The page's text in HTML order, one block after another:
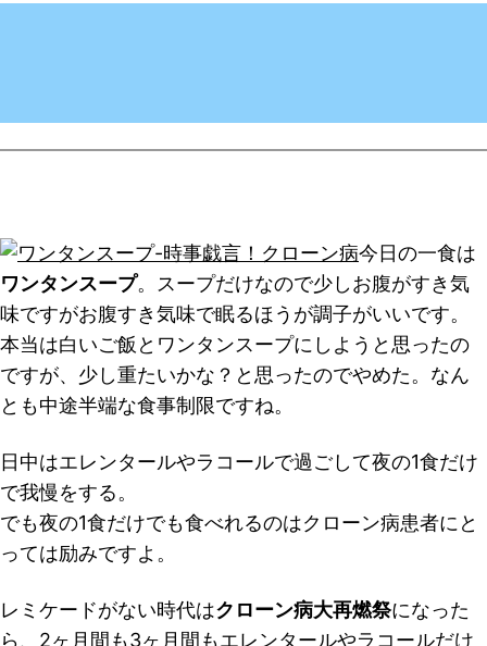
今日の一食は
ワンタンスープ。スープだけなので少しお腹がすき気
味ですがお腹すき気味で眠るほうが調子がいいです。
本当は白いご飯とワンタンスープにしようと思ったの
ですが、少し重たいかな？と思ったのでやめた。なん
とも中途半端な食事制限ですね。
日中はエレンタールやラコールで過ごして夜の1食だけ
で我慢をする。
でも夜の1食だけでも食べれるのはクローン病患者にと
っては励みですよ。
レミケードがない時代はクローン病大再燃祭になった
ら、2ヶ月間も3ヶ月間もエレンタールやラコールだけ